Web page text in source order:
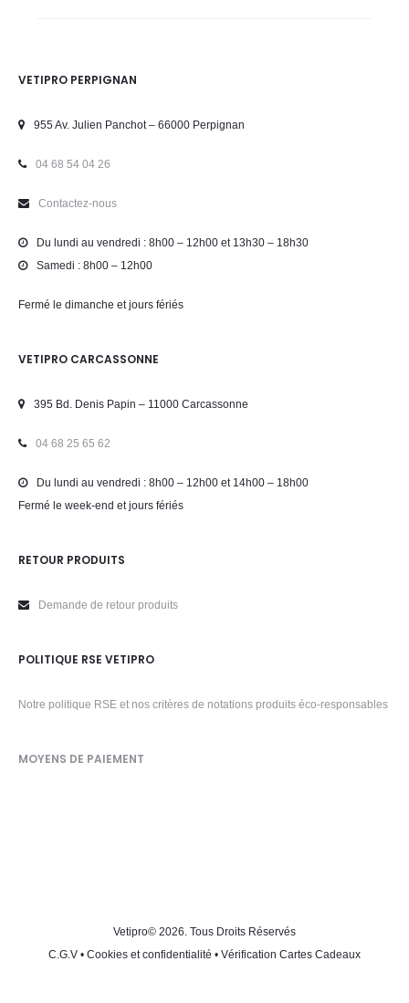
VETIPRO PERPIGNAN
955 Av. Julien Panchot – 66000 Perpignan
04 68 54 04 26
Contactez-nous
Du lundi au vendredi : 8h00 – 12h00 et 13h30 – 18h30
Samedi : 8h00 – 12h00
Fermé le dimanche et jours fériés
VETIPRO CARCASSONNE
395 Bd. Denis Papin – 11000 Carcassonne
04 68 25 65 62
Du lundi au vendredi : 8h00 – 12h00 et 14h00 – 18h00
Fermé le week-end et jours fériés
RETOUR PRODUITS
Demande de retour produits
POLITIQUE RSE VETIPRO
Notre politique RSE et nos critères de notations produits éco-responsables
MOYENS DE PAIEMENT
Vetipro© 2026. Tous Droits Réservés
C.G.V • Cookies et confidentialité • Vérification Cartes Cadeaux